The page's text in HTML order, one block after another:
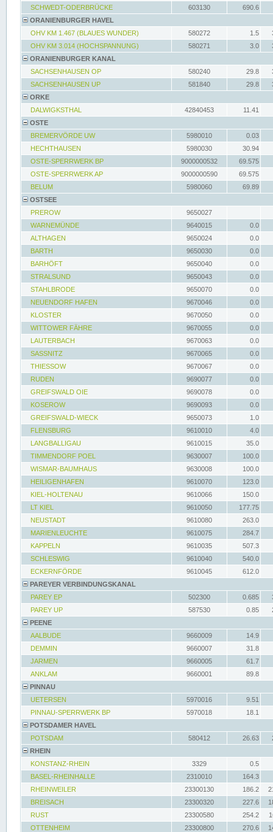
SCHWEDT-ODERBRÜCKE
603130
690.6
ORANIENBURGER HAVEL
OHV KM 1.467 (BLAUES WUNDER)
580272 1.5
OHV KM 3.014 (HOCHSPANNUNG)
580271 3.0
ORANIENBURGER KANAL
SACHSENHAUSEN OP
580240 29.8
SACHSENHAUSEN UP
581840 29.8
ORKE
DALWIGKSTHAL
42840453
11.41
OSTE
BREMERVÖRDE UW
5980010
0.03
HECHTHAUSEN
5980030
30.94
OSTE-SPERRWERK BP
9000000532
69.575
OSTE-SPERRWERK AP
9000000590
69.575
BELUM
5980060
69.89
OSTSEE
PREROW
9650027
WARNEMÜNDE
9640015
0.0
ALTHAGEN
9650024
0.0
BARTH
9650030
0.0
BARHÖFT
9650040
0.0
STRALSUND
9650043
0.0
STAHLBRODE
9650070
0.0
NEUENDORF HAFEN
9670046
0.0
KLOSTER
9670050
0.0
WITTOWER FÄHRE
9670055
0.0
LAUTERBACH
9670063
0.0
SASSNITZ
9670065
0.0
THIESSOW
9670067
0.0
RUDEN
9690077
0.0
GREIFSWALD OIE
9690078
0.0
KOSEROW
9690093
0.0
GREIFSWALD-WIECK
9650073
1.0
FLENSBURG
9610010
4.0
LANGBALLIGAU
9610015
35.0
TIMMENDORF POEL
9630007
100.0
WISMAR-BAUMHAUS
9630008
100.0
HEILIGENHAFEN
9610070
123.0
KIEL-HOLTENAU
9610066
150.0
LT KIEL
9610050
177.75
NEUSTADT
9610080
263.0
MARIENLEUCHTE
9610075
284.7
KAPPELN
9610035
507.3
SCHLESWIG
9610040
540.0
ECKERNFÖRDE
9610045
612.0
PAREYER VERBINDUNGSKANAL
PAREY EP
502300 0.685
PAREY UP
587530 0.85
PEENE
AALBUDE
9660009
14.9
DEMMIN
9660007
31.8
JARMEN
9660005
61.7
ANKLAM
9660001
89.8
PINNAU
UETERSEN
5970016
9.51
PINNAU-SPERRWERK BP
5970018
18.1
POTSDAMER HAVEL
POTSDAM
580412 26.63
RHEIN
KONSTANZ-RHEIN
3329
0.5
BASEL-RHEINHALLE
2310010
164.3
RHEINWEILER
23300130 186.2
BREISACH
23300320 227.6
RUST
23300580 254.2
OTTENHEIM
23300800 270.6